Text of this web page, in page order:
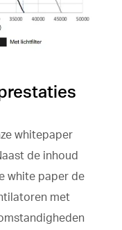
whitepaper
de inhoud
white paper de
met